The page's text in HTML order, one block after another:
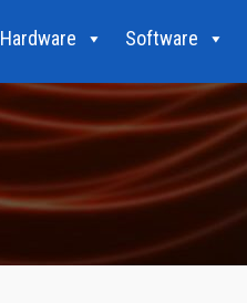
Hardware Software